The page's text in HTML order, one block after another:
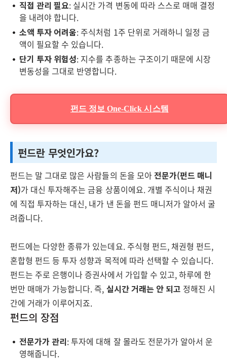
직접 관리 필요: 실시간 가격 변동에 따라 스스로 매매 결정
을 내려야 합니다.
소액 투자 어려움: 주식처럼 1주 단위로 거래하니 일정 금
액이 필요할 수 있습니다.
단기 투자 위험성: 지수를 추종하는 구조이기 때문에 시장
변동성을 그대로 반영합니다.
펀드 정보 One-Click 시스템
펀드란 무엇인가요?
펀드는 말 그대로 많은 사람들의 돈을 모아 전문가(펀드 매니
저)가 대신 투자해주는 금융 상품이에요. 개별 주식이나 채권
에 직접 투자하는 대신, 내가 낸 돈을 펀드 매니저가 알아서 굴
려줍니다.
펀드에는 다양한 종류가 있는데요. 주식형 펀드, 채권형 펀드,
혼합형 펀드 등 투자 성향과 목적에 따라 선택할 수 있습니다.
펀드는 주로 은행이나 증권사에서 가입할 수 있고, 하루에 한
번만 매매가 가능합니다. 즉, 실시간 거래는 안 되고 정해진 시
간에 거래가 이루어지죠.
펀드의 장점
전문가가 관리: 투자에 대해 잘 몰라도 전문가가 알아서 운
영해줍니다.